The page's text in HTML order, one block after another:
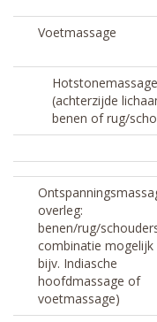
Voetmassage
Hotstonemassage
(achterzijde
benen of rug/
overleg:
benen/rug/
combinatie
bijv. Indiasche
hoofdmassage of
voetmassage)